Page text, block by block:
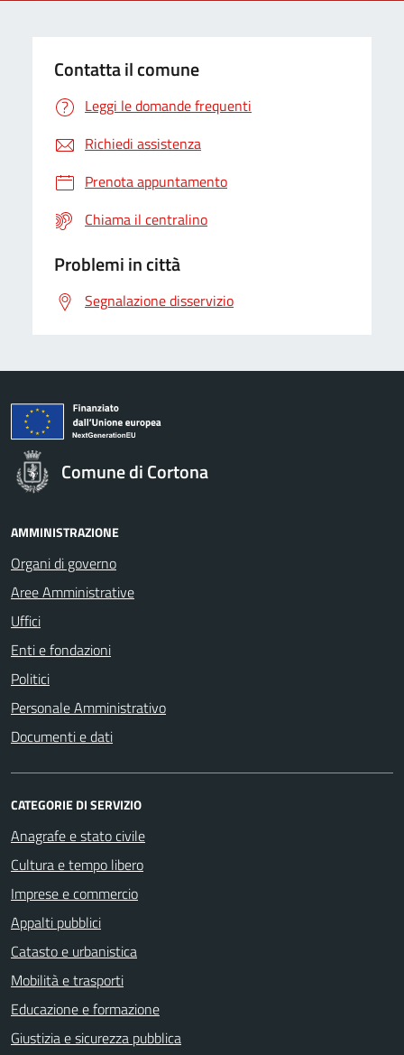
Contatta il comune
Leggi le domande frequenti
Richiedi assistenza
Prenota appuntamento
Chiama il centralino
Problemi in città
Segnalazione disservizio
Comune di Cortona
AMMINISTRAZIONE
Organi di governo
Aree Amministrative
Uffici
Enti e fondazioni
Politici
Personale Amministrativo
Documenti e dati
CATEGORIE DI SERVIZIO
Anagrafe e stato civile
Cultura e tempo libero
Imprese e commercio
Appalti pubblici
Catasto e urbanistica
Mobilità e trasporti
Educazione e formazione
Giustizia e sicurezza pubblica